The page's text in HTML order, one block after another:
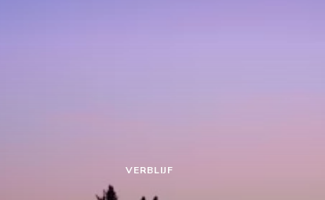
VERBLIJF